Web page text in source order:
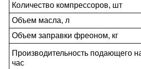
Количество компрессоров, шт
Объем масла, л
Объем заправки фреоном, кг
Производительность подающего
час